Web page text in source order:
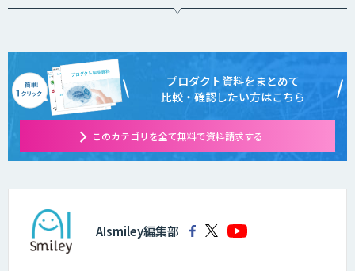
プロダクト資料をまとめて
比較・確認したい方はこちら
このカテゴリを全て無料で資料請求する
AIsmiley編集部